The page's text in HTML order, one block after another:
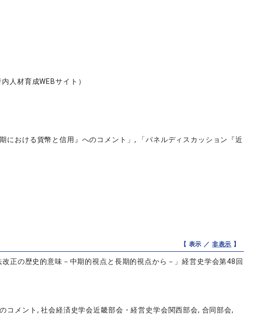
人材育成WEBサイト）
おける貨幣と信用』へのコメント」, 「パネルディスカッション『近
【 表示 ／ 非表示 】
正の歴史的意味－中期的視点と長期的視点から－」経営史学会第48回
メント, 社会経済史学会近畿部会・経営史学会関西部会, 合同部会,